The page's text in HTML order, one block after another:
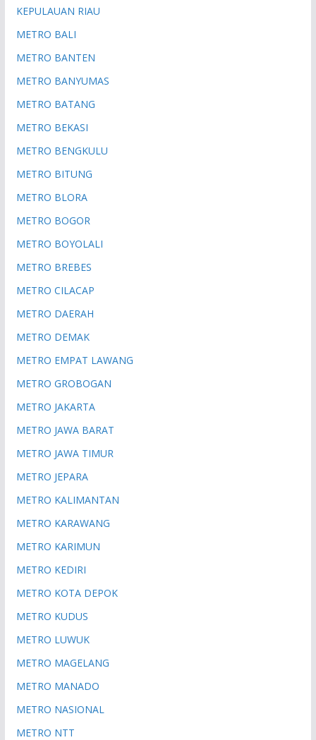
KEPULAUAN RIAU
METRO BALI
METRO BANTEN
METRO BANYUMAS
METRO BATANG
METRO BEKASI
METRO BENGKULU
METRO BITUNG
METRO BLORA
METRO BOGOR
METRO BOYOLALI
METRO BREBES
METRO CILACAP
METRO DAERAH
METRO DEMAK
METRO EMPAT LAWANG
METRO GROBOGAN
METRO JAKARTA
METRO JAWA BARAT
METRO JAWA TIMUR
METRO JEPARA
METRO KALIMANTAN
METRO KARAWANG
METRO KARIMUN
METRO KEDIRI
METRO KOTA DEPOK
METRO KUDUS
METRO LUWUK
METRO MAGELANG
METRO MANADO
METRO NASIONAL
METRO NTT